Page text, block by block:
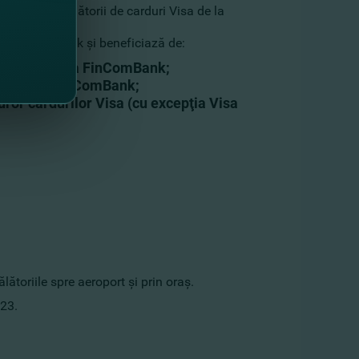
pentru deţinătorii de carduri Visa de la
FinComBank şi beneficiază de:
de la FinComBank;
de la FinComBank;
cardurilor Visa (cu excepţia Visa
spre aeroport şi prin oraş.